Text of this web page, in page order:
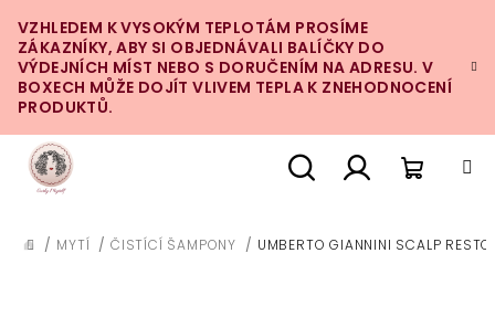
na
obsah
VZHLEDEM K VYSOKÝM TEPLOTÁM PROSÍME
ZÁKAZNÍKY, ABY SI OBJEDNÁVALI BALÍČKY DO
VÝDEJNÍCH MÍST NEBO S DORUČENÍM NA ADRESU. V
BOXECH MŮŽE DOJÍT VLIVEM TEPLA K ZNEHODNOCENÍ
PRODUKTŮ.
DOMŮ
/ MYTÍ / ČISTÍCÍ ŠAMPONY / UMBERTO GIANNINI SCALP